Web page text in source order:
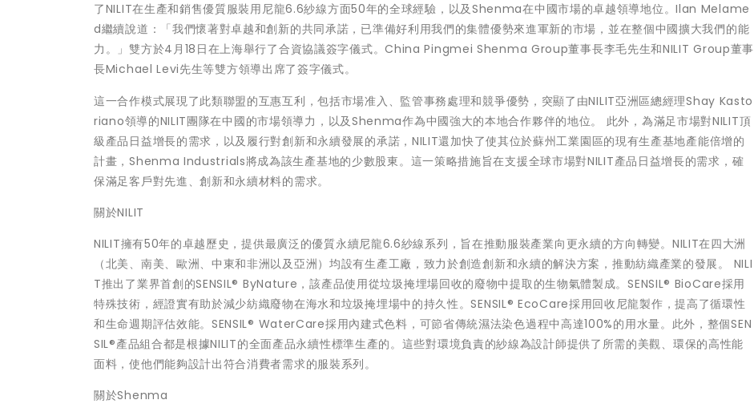
了NILIT在生產和銷售優質服裝用尼龍6.6紗線方面50年的全球經驗，以及Shenma在中國市場的卓越領導地位。Ilan Melame
d繼續說道：「我們懷著對卓越和創新的共同承諾，已準備好利用我們的集體優勢來進軍新的市場，並在整個中國擴大我們的能
力。」雙方於4月18日在上海舉行了合資協議簽字儀式。China Pingmei Shenma Group董事長李毛先生和NILIT Group董事
長Michael Levi先生等雙方領導出席了簽字儀式。
這一合作模式展現了此類聯盟的互惠互利，包括市場准入、監管事務處理和競爭優勢，突顯了由NILIT亞洲區總經理Shay Kasto
riano領導的NILIT團隊在中國的市場領導力，以及Shenma作為中國強大的本地合作夥伴的地位。 此外，為滿足市場對NILIT頂
級產品日益增長的需求，以及履行對創新和永續發展的承諾，NILIT還加快了使其位於蘇州工業園區的現有生產基地產能倍增的
計畫，Shenma Industrials將成為該生產基地的少數股東。這一策略措施旨在支援全球市場對NILIT產品日益增長的需求，確
保滿足客戶對先進、創新和永續材料的需求。
關於NILIT
NILIT擁有50年的卓越歷史，提供最廣泛的優質永續尼龍6.6紗線系列，旨在推動服裝產業向更永續的方向轉變。NILIT在四大洲
（北美、南美、歐洲、中東和非洲以及亞洲）均設有生產工廠，致力於創造創新和永續的解決方案，推動紡織產業的發展。 NILI
T推出了業界首創的SENSIL® ByNature，該產品使用從垃圾掩埋場回收的廢物中提取的生物氣體製成。SENSIL® BioCare採用
特殊技術，經證實有助於減少紡織廢物在海水和垃圾掩埋場中的持久性。SENSIL® EcoCare採用回收尼龍製作，提高了循環性
和生命週期評估效能。SENSIL® WaterCare採用內建式色料，可節省傳統濕法染色過程中高達100%的用水量。此外，整個SEN
SIL®產品組合都是根據NILIT的全面產品永續性標準生產的。這些對環境負責的紗線為設計師提供了所需的美觀、環保的高性能
面料，使他們能夠設計出符合消費者需求的服裝系列。
關於Shenma